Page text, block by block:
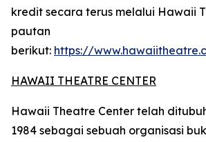
kredit secara terus melalui Hawaii
pautan
berikut: https://
HAWAII THEATRE CENTER
Hawaii Theatre Center telah
1984 sebagai sebuah organisasi